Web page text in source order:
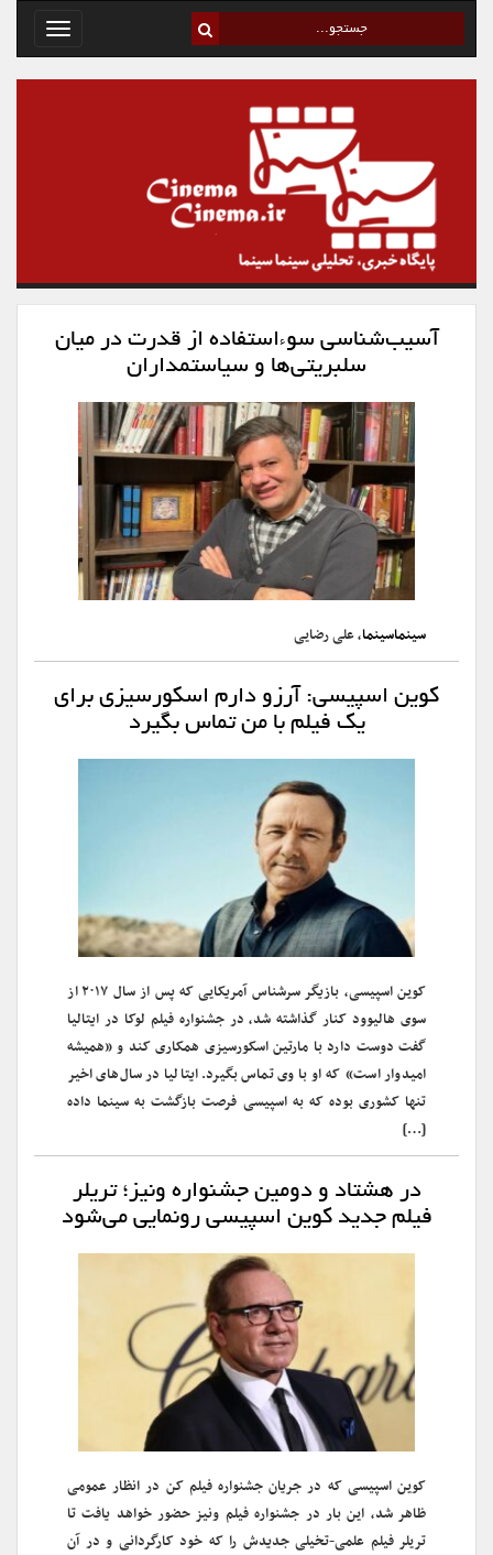
Toggle
آسیب‌شناسی سوءاستفاده از قدرت در میان
سلبریتی‌ها و سیاستمداران
سینماسینما، علی رضایی
کوین اسپیسی: آرزو دارم اسکورسیزی برای
یک فیلم با من تماس بگیرد
کوین اسپیسی، بازیگر سرشناس آمریکایی که پس از سال ۲۰۱۷ از
سوی هالیوود کنار گذاشته شد، در جشنواره فیلم لوکا در ایتالیا
گفت دوست دارد با مارتین اسکورسیزی همکاری کند و «همیشه
امیدوار است» که او با وی تماس بگیرد. ایتالیا در سال‌های اخیر
تنها کشوری بوده که به اسپیسی فرصت بازگشت به سینما داده
[…]
در هشتاد و دومین جشنواره ونیز؛ تریلر
فیلم جدید کوین اسپیسی رونمایی می‌شود
کوین اسپیسی که در جریان جشنواره فیلم کن در انظار عمومی
ظاهر شد، این بار در جشنواره فیلم ونیز حضور خواهد یافت تا
تریلر فیلم علمی‌-تخیلی جدیدش را که خود کارگردانی و در آن